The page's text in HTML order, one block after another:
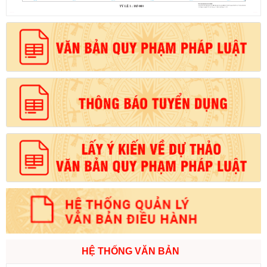
HỆ THỐNG VĂN BẢN